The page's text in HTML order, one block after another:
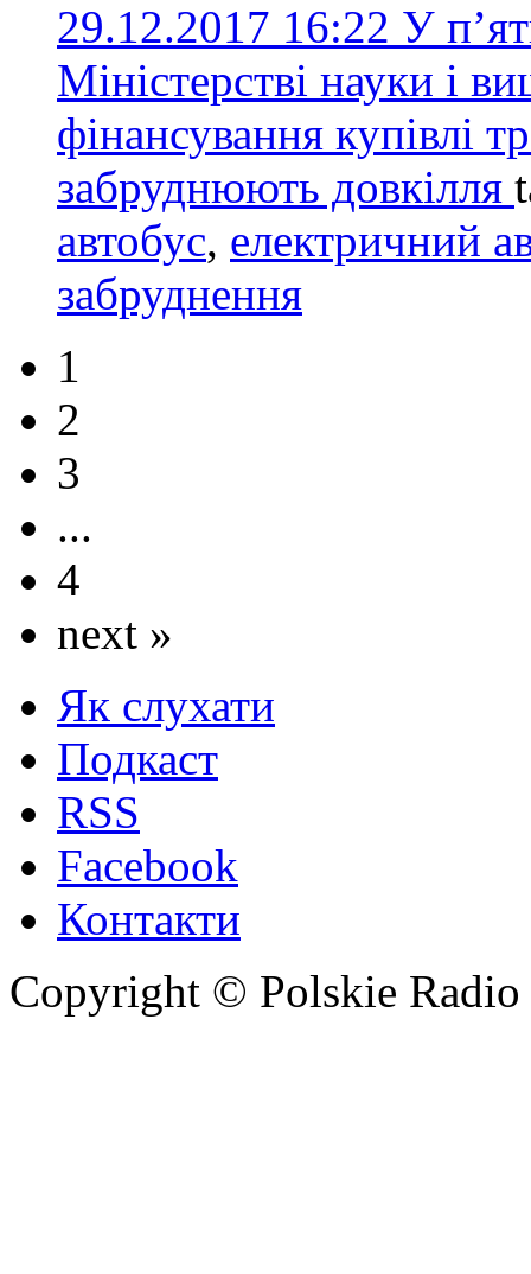
29.12.2017 16:22 У
Міністерстві науки і
фінансування купівлі
забруднюють довкілля
автобус, електричний
забруднення
1
2
3
...
4
next »
Як слухати
Подкаст
RSS
Facebook
Контакти
Copyright © Polskie